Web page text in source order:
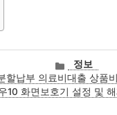
카
테
고
정보
할납부 의료비대출 상품
10 화면보호기 설정 및